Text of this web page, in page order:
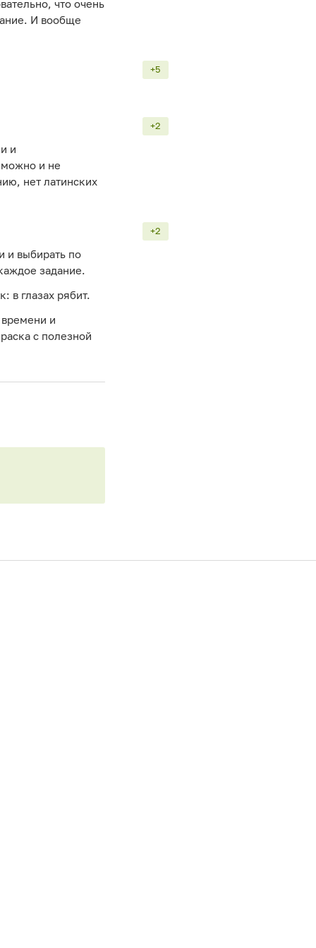
что очень
И вообще
+5
+2
и
и не
нет латинских
+2
и выбирать по
задание.
в глазах рябит.
времени и
с полезной